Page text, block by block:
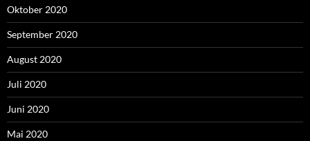
Oktober 2020
September 2020
August 2020
Juli 2020
Juni 2020
Mai 2020